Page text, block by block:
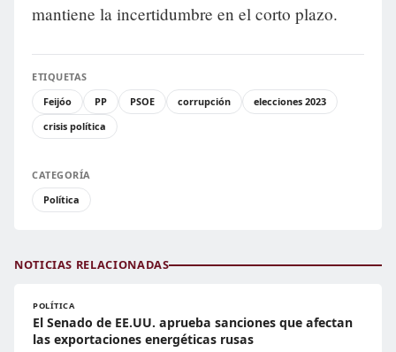
mantiene la incertidumbre en el corto plazo.
ETIQUETAS
Feijóo
PP PSOE corrupción
elecciones 2023
crisis política
CATEGORÍA
Política
NOTICIAS RELACIONADAS
POLÍTICA
El Senado de EE.UU. aprueba sanciones que afectan
las exportaciones energéticas rusas